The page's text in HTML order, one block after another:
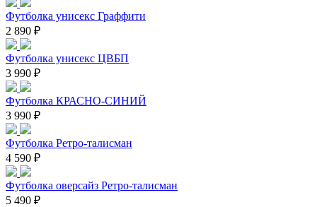
Футболка унисекс Граффити
2 890 ₽
Футболка унисекс ЦВБП
3 990 ₽
Футболка КРАСНО-СИНИЙ
3 990 ₽
Футболка Ретро-талисман
4 590 ₽
Футболка оверсайз Ретро-талисман
5 490 ₽